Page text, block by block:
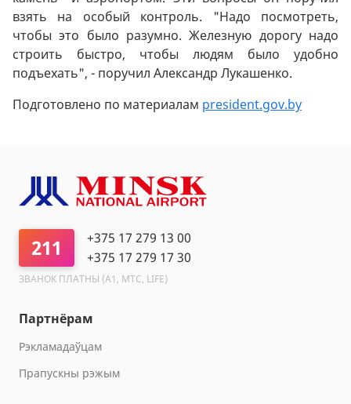
взять на особый контроль. "Надо посмотреть,
чтобы это было разумно. Железную дорогу надо
строить быстро, чтобы людям было удобно
подъехать", - поручил Александр Лукашенко.
Подготовлено по материалам president.gov.by
211
+375 17 279 13 00
+375 17 279 17 30
ЗВАНОК ПЛАТНЫ (A1, МТС, LIFE)
Партнёрам
Рэкламадаўцам
Прапускны рэжым